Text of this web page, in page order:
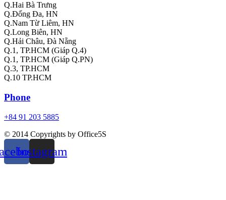
Q.Hai Bà Trưng
Q.Đống Đa, HN
Q.Nam Từ Liêm, HN
Q.Long Biên, HN
Q.Hải Châu, Đà Nẵng
Q.1, TP.HCM (Giáp Q.4)
Q.1, TP.HCM (Giáp Q.PN)
Q.3, TP.HCM
Q.10 TP.HCM
Phone
+84 91 203 5885
© 2014 Copyrights by Office5S
Instagram